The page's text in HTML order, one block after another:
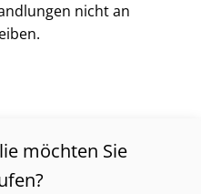
nicht an
möchten Sie